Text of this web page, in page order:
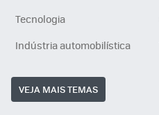
Tecnologia
Indústria automobilística
VEJA MAIS TEMAS